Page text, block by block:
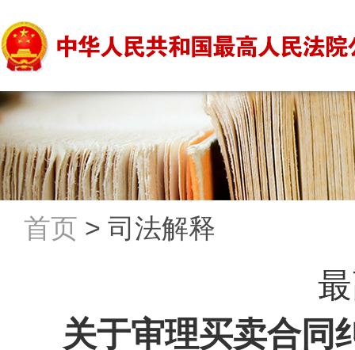
首页 > 司法解释
关于审理买卖合同